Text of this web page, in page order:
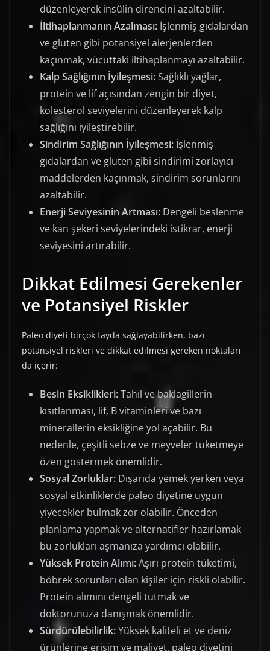
düzenleyerek insülin direncini azaltabilir.
İltihaplanmanın Azalması: İşlenmiş gıdalardan
ve gluten gibi potansiyel alerjenlerden
kaçınmak, vücuttaki iltihaplanmayı azaltabilir.
Kalp Sağlığının İyileşmesi:Sağlıklı yağlar,
protein ve lif açısından zengin bir diyet,
kolesterol seviyelerini düzenleyerek kalp
sağlığını iyileştirebilir.
Sindirim Sağlığının İyileşmesi: İşlenmiş
gıdalardan ve gluten gibi sindirimi zorlayıcı
maddelerden kaçınmak, sindirim sorunlarını
azaltabilir.
Enerji Seviyesinin Artması: Dengeli beslenme
ve kan şekeri seviyelerindeki istikrar, enerji
seviyesini artırabilir.
Dikkat Edilmesi Gerekenler
ve Potansiyel Riskler
Paleo diyeti birçok fayda sağlayabilirken, bazı
potansiyel riskleri ve dikkat edilmesi gereken noktaları
da içerir:
Besin Eksiklikleri:Tahıl ve baklagillerin
kısıtlanması, lif, B vitaminleri ve bazı
minerallerin eksikliğine yol açabilir. Bu
nedenle, çeşitli sebze ve meyveler tüketmeye
özen göstermek önemlidir.
Sosyal Zorluklar: Dışarıda yemek yerken veya
sosyal etkinliklerde paleo diyetine uygun
yiyecekler bulmak zor olabilir. Önceden
planlama yapmak ve alternatifler hazırlamak
bu zorlukları aşmanıza yardımcı olabilir.
Yüksek Protein Alımı:Aşırı protein tüketimi,
böbrek sorunları olan kişiler için riskli olabilir.
Protein alımını dengeli tutmak ve
doktorunuza danışmak önemlidir.
Sürdürülebilirlik:Yüksek kaliteli et ve deniz
ürünlerine erişim ve maliyet, paleo diyetini